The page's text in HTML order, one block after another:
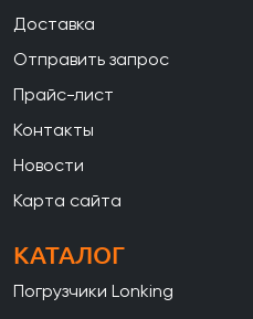
Доставка
Отправить запрос
Прайс-лист
Контакты
Новости
Карта сайта
КАТАЛОГ
Погрузчики Lonking